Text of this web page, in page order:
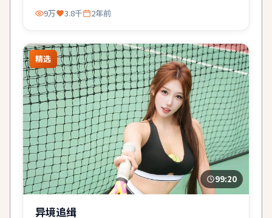
9万 3.8千 2年前
精选
99:20
异境追缉